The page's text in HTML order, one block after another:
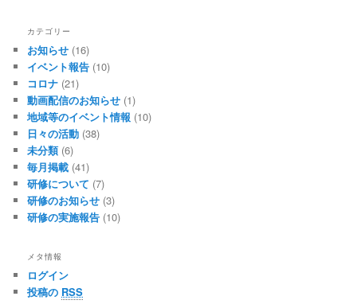
カテゴリー
お知らせ (16)
イベント報告 (10)
コロナ (21)
動画配信のお知らせ (1)
地域等のイベント情報 (10)
日々の活動 (38)
未分類(6)
毎月掲載 (41)
研修について (7)
研修のお知らせ (3)
研修の実施報告 (10)
メタ情報
ログイン
投稿の RSS